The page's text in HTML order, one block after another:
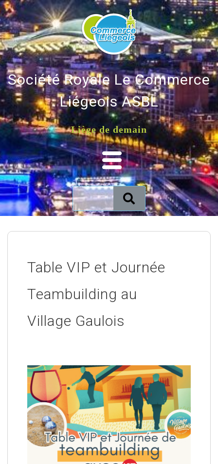
Société Royale Le Commerce
Liégeois ASBL
Liège de demain
Table VIP et Journée
Teambuilding au
Village Gaulois